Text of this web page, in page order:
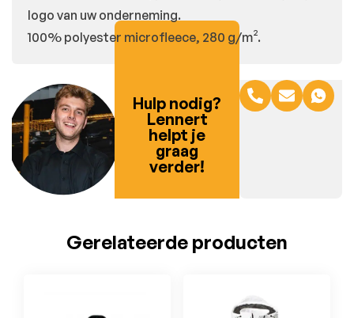
logo van uw onderneming.
100% polyester microfleece, 280 g/m².
Hulp nodig?
Lennert
helpt je
graag
verder!
Gerelateerde producten